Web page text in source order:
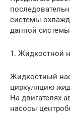
системы
данной
1. Жидкостной
Жидкостный
циркуляцию
На двигателях
насосы